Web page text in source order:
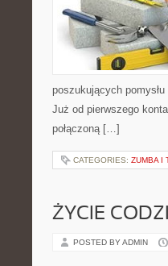
poszukujących
Już od pierwszego
połączoną […]
CATEGORIES: ZUMBA I
ŻYCIE
POSTED BY ADMIN